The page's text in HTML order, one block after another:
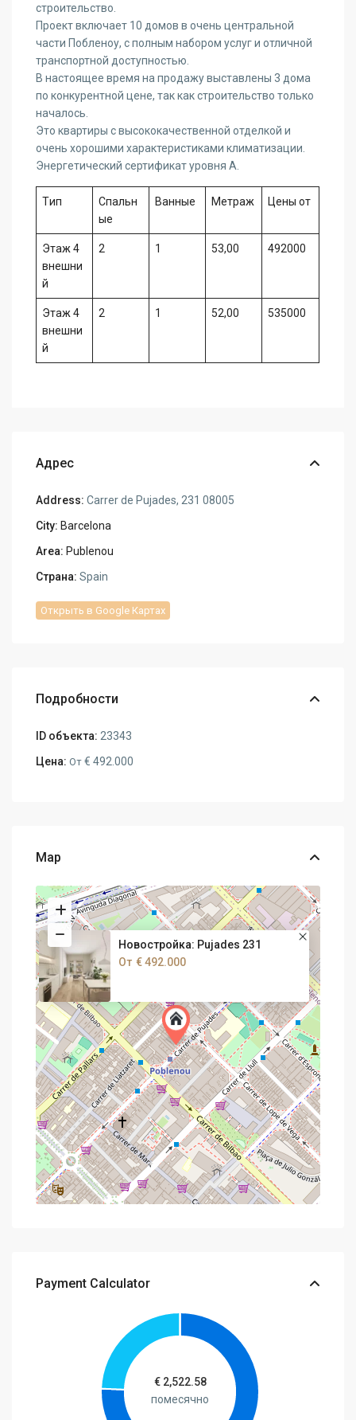
строительство.
Проект включает 10 домов в очень центральной
части Побленоу, с полным набором услуг и отличной
транспортной доступностью.
В настоящее время на продажу выставлены 3 дома
по конкурентной цене, так как строительство только
началось.
Это квартиры с высококачественной отделкой и
очень хорошими характеристиками климатизации.
Энергетический сертификат уровня A.
Tип
Спальн
ые
Ванные Метраж Цены от
Этаж 4
внешни
й
2 1 53,00 492000
Этаж 4
внешни
й
2 1 52,00 535000
Адрес
Address: Carrer de Pujades, 231 08005
City: Barcelona
Area: Publenou
Страна: Spain
Открыть в Google Картах
Подробности
ID объекта: 23343
Цена: От € 492.000
Map
Новостройка: Pujades 231
От € 492.000
Payment Calculator
€ 2,522.58
помесячно